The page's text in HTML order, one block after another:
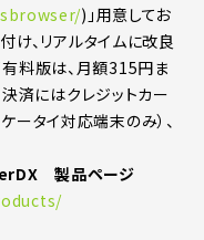
)」用意してお
け、リアルタイムに改良
料版は、月額315円ま
済にはクレジットカー
ータイ対応端末のみ）、
製品ページ